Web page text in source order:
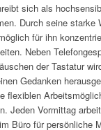
sich als
Durch seine starke
für ihn
Neben
der Tastatur
Gedanken
flexiblen
Jeden Vormittag
Büro für persönliche